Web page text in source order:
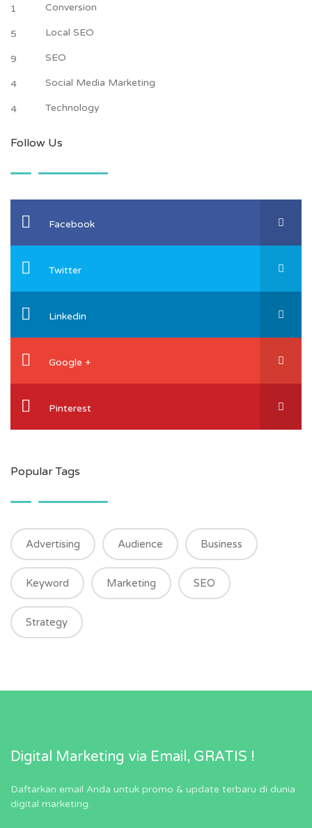
1 Conversion
5 Local SEO
9 SEO
4 Social Media Marketing
4 Technology
Follow Us
Facebook
Twitter
Linkedin
Google +
Pinterest
Popular Tags
Advertising Audience Business
Keyword Marketing SEO
Strategy
Digital Marketing via Email, GRATIS !
Daftarkan email Anda untuk promo & update terbaru di dunia
digital marketing.